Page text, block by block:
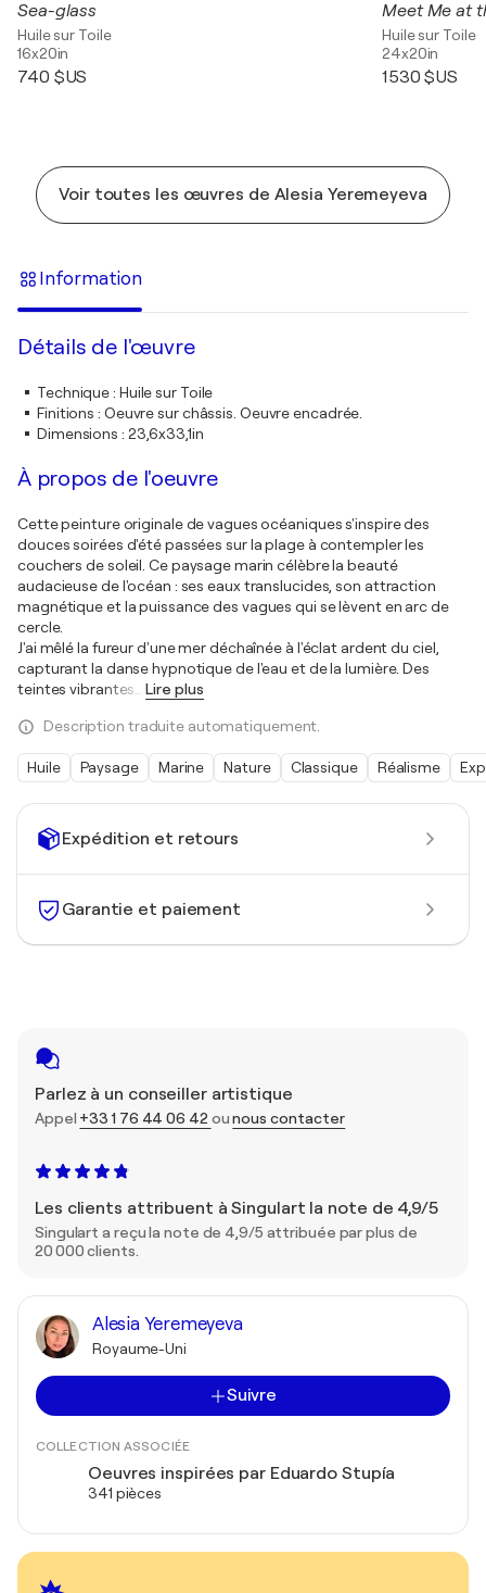
Expédition et retours
Garantie et paiement
Parlez à un conseiller artistique
Appel +33 1 76 44 06 42 ounous contacter
Les clients attribuent à Singulart la note de 4,9/5
Singulart a reçu la note de 4,9/5 attribuée par plus de
20 000 clients.
Alesia Yeremeyeva
Royaume-Uni
Suivre
COLLECTION ASSOCIÉE
Oeuvres inspirées par Eduardo Stupía
341 pièces
Sea-glass
Huile sur Toile
16x20in
740 $US
Meet Me at
Huile sur Toile
24x20in
1 530 $US
Voir toutes les œuvres de Alesia Yeremeyeva
Information
Détails de l'œuvre
Technique: Huile sur Toile
Finitions : Oeuvre sur châssis. Oeuvre encadrée.
Dimensions : 23,6x33,1in
À propos de l'oeuvre
Cette peinture originale de vagues océaniques s'inspire des
douces soirées d'été passées sur la plage à contempler les
couchers de soleil. Ce paysage marin célèbre la beauté
audacieuse de l'océan : ses eaux translucides, son attraction
magnétique et la puissance des vagues qui se lèvent en arc de
cercle.
J'ai mêlé la fureur d'une mer déchaînée à l'éclat ardent du ciel,
capturant la danse hypnotique de l'eau et de la lumière. Des
teintes vibrantes
Lire plus
Description traduite automatiquement.
Huile Paysage Marine Nature Classique Réalisme